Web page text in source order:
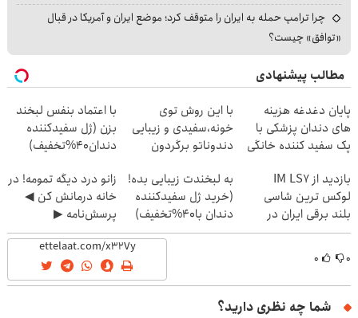
چرا ترامپ حمله به ایران را متوقف کرد؛ موضع ایران و آمریکا در قبال
«توافق» چیست؟
مطالب پیشنهادی
پایان دغدغه هزینه
های دندان پزشکی با
پک سفید کننده خانگی
با این روش توی
خونه،سفیدی و زیبایی
دندوناتو برگردون
با اعتماد بنفس لبخند
بزن (ژل سفیدکننده
دندان40%تخفیف)
بازدید از IM LS7
لوکس ترین شاسی
بلند برقی ایران در
باشگاه انقلاب
به لبخندت زیبایی بده!
(خرید ژل سفیدکننده
دندان با40%تخفیف)
زانو درد دیگه تمومه! در
خانه درمانش کن ◀
پرسش‌نامه ▶
۰ ۰
شما چه نظری دارید؟